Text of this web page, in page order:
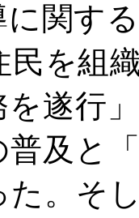
に関す
を組
遂行
及と
。そ